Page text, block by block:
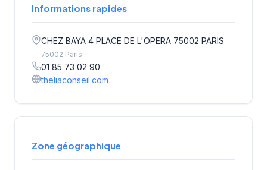
Informations rapides
CHEZ BAYA 4 PLACE DE L'OPERA 75002 PARIS
75002 Paris
01 85 73 02 90
theliaconseil.com
Zone géographique